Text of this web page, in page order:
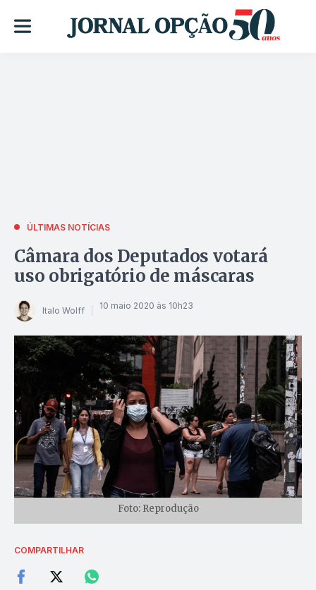
ÚLTIMAS NOTÍCIAS
Câmara dos Deputados votará
uso obrigatório de máscaras
Italo Wolff 10 maio 2020 às 10h23
Foto: Reprodução
COMPARTILHAR